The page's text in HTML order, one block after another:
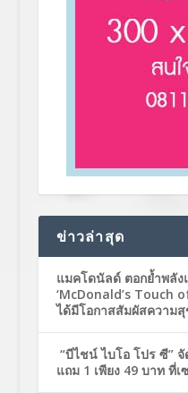
ข่าวล่าสุด
แมคโดนัลด์ ตอกย้ำพลั
‘McDonald’s Touch
ได้มีโอกาสสัมผัสความ
“บีไชน์ ไบโอ โปร ซี”
แถม 1 เพียง 49 บาท ที่เ